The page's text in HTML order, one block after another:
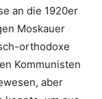
an die 1920er
Moskauer
orthodoxe
Kommunisten
aber